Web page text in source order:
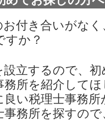
付き合いがな
すか？
設立するので、
務所を紹介して
良い税理士事務
事務所を探すの